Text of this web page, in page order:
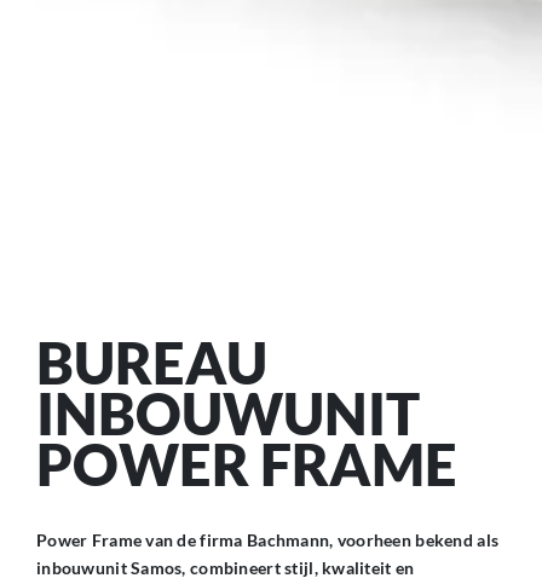
BUREAU
INBOUWUNIT
POWER FRAME
Power Frame van de firma Bachmann, voorheen bekend als
inbouwunit Samos, combineert stijl, kwaliteit en